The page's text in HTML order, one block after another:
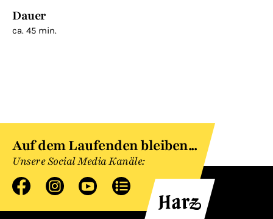
Dauer
ca. 45 min.
Auf dem Laufenden bleiben...
Unsere Social Media Kanäle: